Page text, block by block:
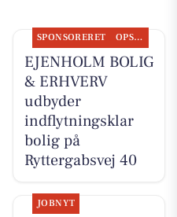
SPONSORERET OPSLAGSTAVLEN
EJENHOLM BOLIG
& ERHVERV
udbyder
indflytningsklar
bolig på
Ryttergabsvej 40
JOBNYT